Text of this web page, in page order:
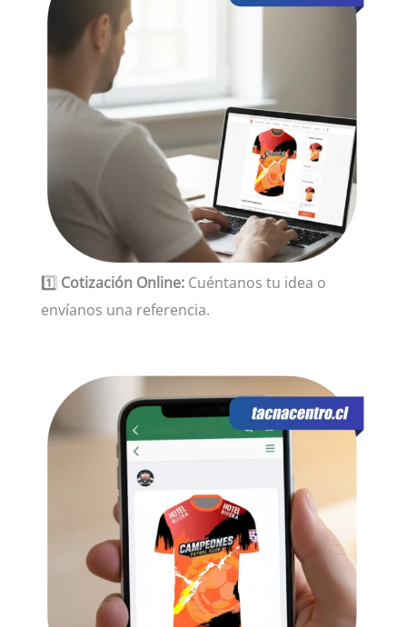
1️⃣ Cotización Online:Cuéntanos tu idea o
envíanos una referencia.